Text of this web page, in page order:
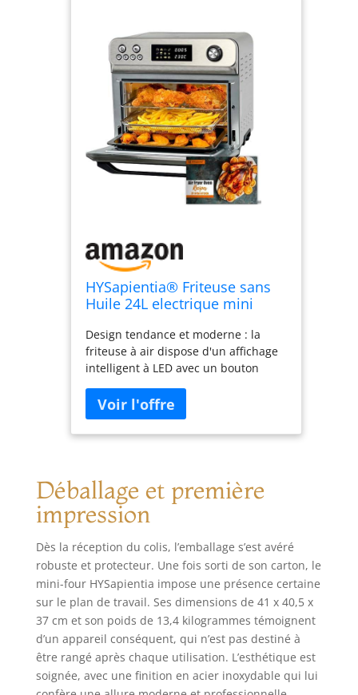
HYSapientia® Friteuse sans
Huile 24L electrique mini
chaud & Four，AirFryer avec
10 Programmes,1800W Air
Fryer XXL
Design tendance et moderne : la
friteuse à air dispose d'un affichage
intelligent à LED avec un bouton
sans fin, ce qui la rend simple et
pratique à utiliser. Dotée d'une
grande capacité de 24L en trois
couches, elle permet de cuisiner en
acier inoxydable, elle est non
seulement élégante et belle sans
odeur de plastique, mais aussi plus
Délicieuse et visible : la four
electrique dispose d'un contrôle
indépendant de la température des
tubes de chauffage supérieur et
inférieur, d'un contrôle électronique
de température NTC, d'une puce de
contrôle de température PID, avec un
ventilateur chaud haute vitesse
réglable à 360° et une sortie d'air
Déballage et première
impression
Dès la réception du colis, l’emballage s’est avéré
robuste et protecteur. Une fois sorti de son carton, le
mini-four HYSapientia impose une présence certaine
sur le plan de travail. Ses dimensions de 41 x 40,5 x
37 cm et son poids de 13,4 kilogrammes témoignent
d’un appareil conséquent, qui n’est pas destiné à
être rangé après chaque utilisation. L’esthétique est
soignée, avec une finition en acier inoxydable qui lui